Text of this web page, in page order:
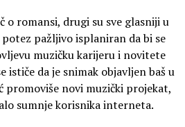
o romansi, drugi su sve glasniji u
pažljivo isplaniran da bi se
muzičku karijeru i novitete
ističe da je snimak objavljen baš u
promoviše novi muzički projekat,
sumnje korisnika interneta.